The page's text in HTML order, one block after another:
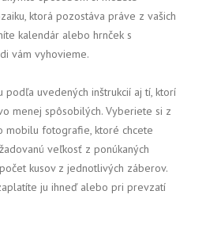
ktorá pozostáva práve z vašich
kalendár alebo hrnček s
vám vyhovieme.
uvedených inštrukcií aj tí, ktorí
menej spôsobilých. Vyberiete si z
mobilu fotografie, ktoré chcete
veľkosť z ponúkaných
kusov z jednotlivých záberov.
ju ihneď alebo pri prevzatí